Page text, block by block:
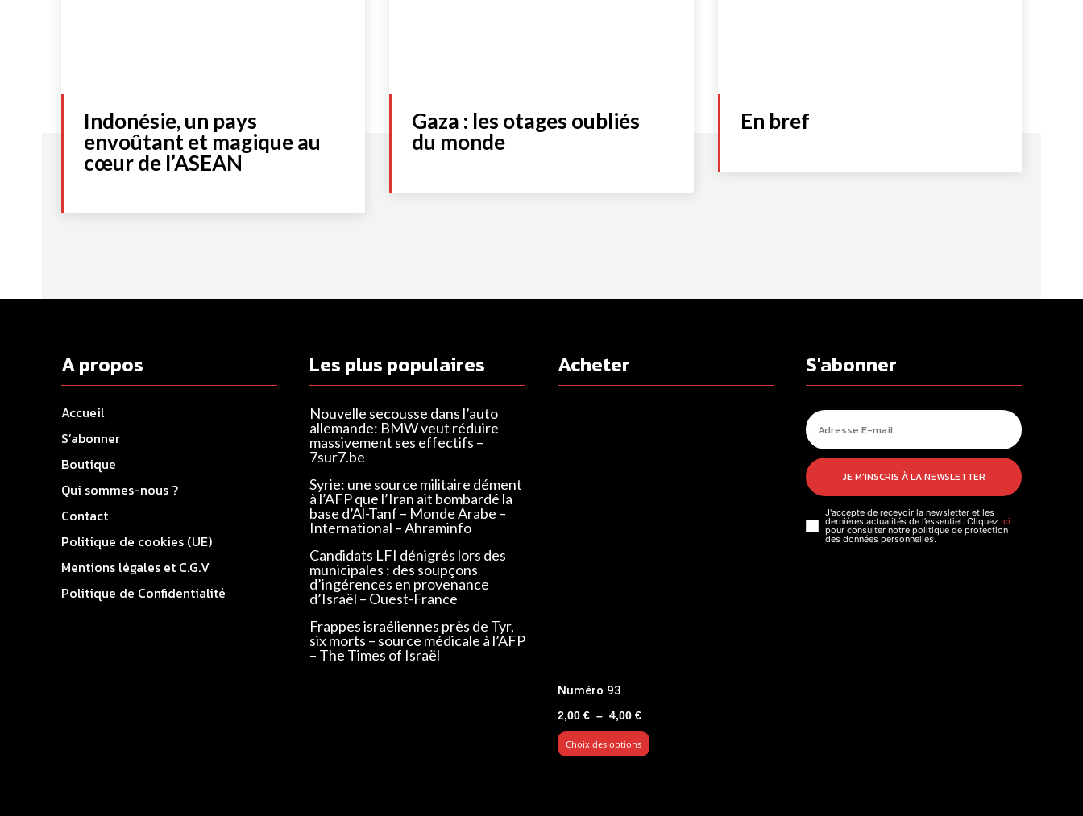
Indonésie, un pays
envoûtant et magique au
cœur de l’ASEAN
Gaza : les otages oubliés
du monde
En bref
A propos
Accueil
S’abonner
Boutique
Qui sommes-nous ?
Contact
Politique de cookies (UE)
Mentions légales et C.G.V
Politique de Confidentialité
Les plus populaires
Nouvelle secousse dans l’auto
allemande: BMW veut réduire
massivement ses effectifs –
7sur7.be
Syrie: une source militaire dément
à l’AFP que l’Iran ait bombardé la
base d’Al-Tanf – Monde Arabe –
International – Ahraminfo
Candidats LFI dénigrés lors des
municipales : des soupçons
d’ingérences en provenance
d’Israël – Ouest-France
Frappes israéliennes près de Tyr,
six morts – source médicale à l’AFP
– The Times of Israël
Acheter
Numéro 93
2,00 € – 4,00 €Plage
de
prix :
Choix des options
S'abonner
JE M'INSCRIS À LA NEWSLETTER
J'accepte de recevoir la newsletter et les
dernières actualités de l’essentiel. Cliquez ici
pour consulter notre politique de protection
des données personnelles.